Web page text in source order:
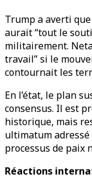
Trump a averti
aurait “tout le
militairement.
travail” si le
contournait les
En l’état, le plan
consensus. Il est
historique, mais
ultimatum
processus de paix
Réactions